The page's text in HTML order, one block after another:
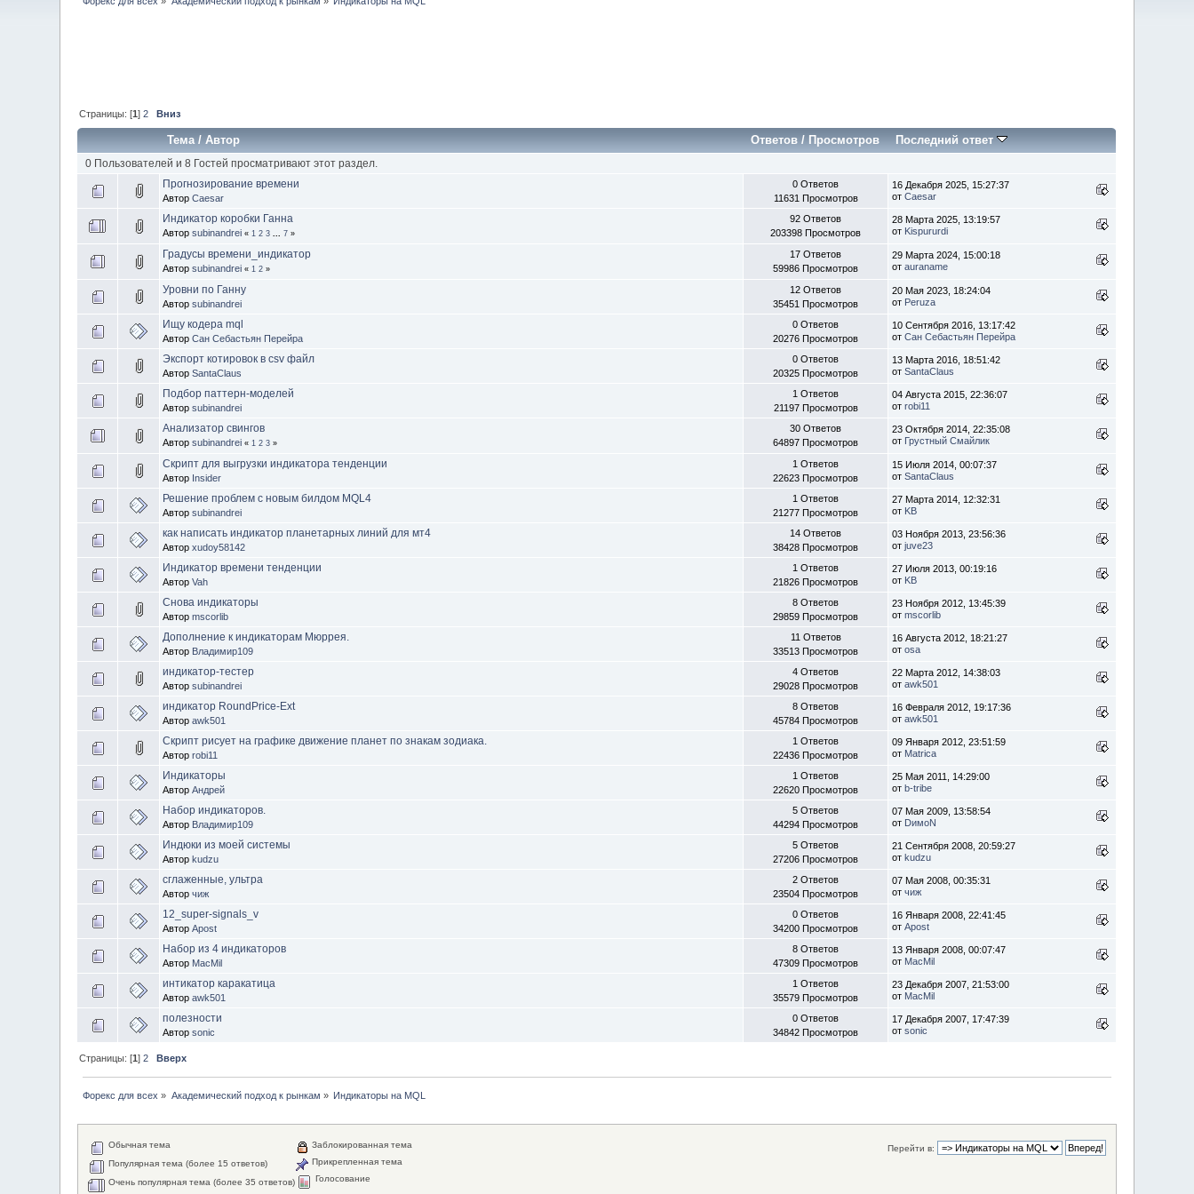
Страницы: [1]2 Вниз
Тема/Автор Ответов /Просмотров Последний ответ
0 Пользователей и 8 Гостей просматривают этот раздел.
Прогнозирование времени
АвторCaesar
0 Ответов
11631 Просмотров
16 Декабря 2025, 15:27:37
отCaesar
Индикатор коробки Ганна
Авторsubinandrei « 1 2 3 ...7 »
92 Ответов
203398 Просмотров
28 Марта 2025, 13:19:57
от Kispururdi
Градусы времени_индикатор
Авторsubinandrei « 1 2 »
17 Ответов
59986 Просмотров
29 Марта 2024, 15:00:18
отauraname
Уровни по Ганну
Авторsubinandrei
12 Ответов
35451 Просмотров
20 Мая 2023, 18:24:04
от Peruza
Ищу кодера mql
АвторСан Себастьян Перейра
0 Ответов
20276 Просмотров
10 Сентября 2016, 13:17:42
отСан Себастьян Перейра
Экспорт котировок в csv файл
АвторSantaClaus
0 Ответов
20325 Просмотров
13 Марта 2016, 18:51:42
отSantaClaus
Подбор паттерн-моделей
Авторsubinandrei
1 Ответов
21197 Просмотров
04 Августа 2015, 22:36:07
отrobi11
Анализатор свингов
Авторsubinandrei « 1 2 3 »
30 Ответов
64897 Просмотров
23 Октября 2014, 22:35:08
от Грустный Смайлик
Скрипт для выгрузки индикатора тенденции
Автор Insidеr
1 Ответов
22623 Просмотров
15 Июля 2014, 00:07:37
отSantaClaus
Решение проблем с новым билдом MQL4
Авторsubinandrei
1 Ответов
21277 Просмотров
27 Марта 2014, 12:32:31
от KB
как написать индикатор планетарных линий для мт4
Авторxudoy58142
14 Ответов
38428 Просмотров
03 Ноября 2013, 23:56:36
отjuve23
Индикатор времени тенденции
АвторVah
1 Ответов
21826 Просмотров
27 Июля 2013, 00:19:16
от KB
Снова индикаторы
Авторmscorlib
8 Ответов
29859 Просмотров
23 Ноября 2012, 13:45:39
отmscorlib
Дополнение к индикаторам Мюррея.
Автор Владимир109
11 Ответов
33513 Просмотров
16 Августа 2012, 18:21:27
отosa
индикатор-тестер
Авторsubinandrei
4 Ответов
29028 Просмотров
22 Марта 2012, 14:38:03
отawk501
индикатор RoundPrice-Ext
Авторawk501
8 Ответов
45784 Просмотров
16 Февраля 2012, 19:17:36
отawk501
Скрипт рисует на графике движение планет по знакам зодиака.
Авторrobi11
1 Ответов
22436 Просмотров
09 Января 2012, 23:51:59
от Matrica
Индикаторы
АвторАндрей
1 Ответов
22620 Просмотров
25 Мая 2011, 14:29:00
отb-tribe
Набор индикаторов.
Автор Владимир109
5 Ответов
44294 Просмотров
07 Мая 2009, 13:58:54
от DимоN
Индюки из моей системы
Авторkudzu
5 Ответов
27206 Просмотров
21 Сентября 2008, 20:59:27
отkudzu
сглаженные, ультра
Авторчиж
2 Ответов
23504 Просмотров
07 Мая 2008, 00:35:31
отчиж
12_super-signals_v
АвторApost
0 Ответов
34200 Просмотров
16 Января 2008, 22:41:45
отApost
Набор из 4 индикаторов
Автор MacMil
8 Ответов
47309 Просмотров
13 Января 2008, 00:07:47
от MacMil
интикатор каракатица
Авторawk501
1 Ответов
35579 Просмотров
23 Декабря 2007, 21:53:00
от MacMil
полезности
Авторsonic
0 Ответов
34842 Просмотров
17 Декабря 2007, 17:47:39
отsonic
Страницы: [1]2 Вверх
Форекс для всех » Академический подход к рынкам » Индикаторы на MQL
Перейти в:
Обычная тема
Популярная тема (более 15 ответов)
Очень популярная тема (более 35 ответов)
Заблокированная тема
Прикрепленная тема
Голосование